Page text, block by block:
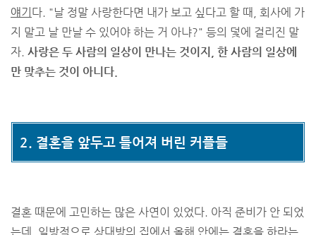
얘기 다. "날 정말 사랑한다면 내가 보고 싶다고 할 때, 회사에 가
지 말고 날 만날 수 있어야 하는 거 아냐?" 등의 덫에 걸리진 말
자. 사랑은 두 사람의 일상이 만나는 것이지, 한 사람의 일상에
만 맞추는 것이 아니다.
2. 결혼을 앞두고 틀어져 버린 커플들
결혼 때문에 고민하는 많은 사연이 있었다. 아직 준비가 안 되었
는데, 일방적으로 상대방의 집에서 올해 안에는 결혼을 하라는